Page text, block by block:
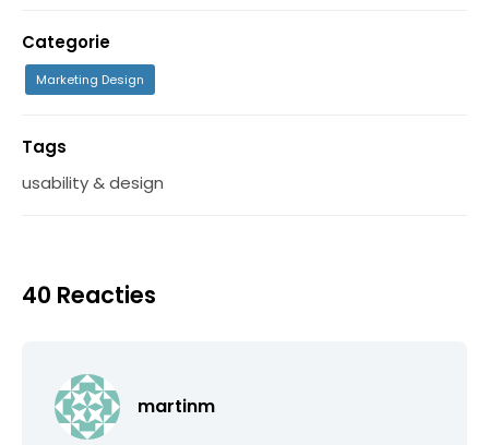
Categorie
Marketing Design
Tags
usability & design
40 Reacties
martinm